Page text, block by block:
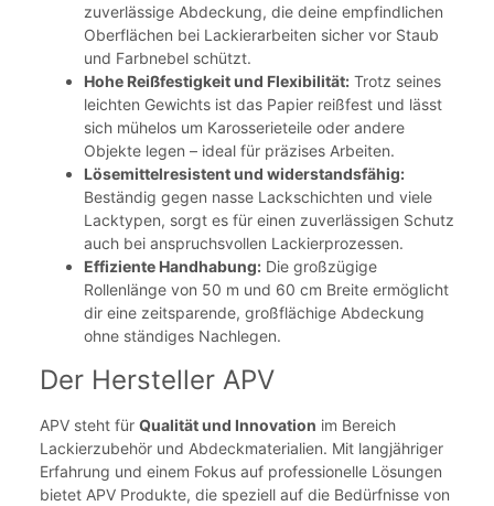
zuverlässige Abdeckung, die deine empfindlichen
Oberflächen bei Lackierarbeiten sicher vor Staub
und Farbnebel schützt.
Hohe Reißfestigkeit und Flexibilität: Trotz seines
leichten Gewichts ist das Papier reißfest und lässt
sich mühelos um Karosserieteile oder andere
Objekte legen – ideal für präzises Arbeiten.
Lösemittelresistent und widerstandsfähig:
Beständig gegen nasse Lackschichten und viele
Lacktypen, sorgt es für einen zuverlässigen Schutz
auch bei anspruchsvollen Lackierprozessen.
Effiziente Handhabung: Die großzügige
Rollenlänge von 50 m und 60 cm Breite ermöglicht
dir eine zeitsparende, großflächige Abdeckung
ohne ständiges Nachlegen.
Der Hersteller APV
APV steht für Qualität und Innovation im Bereich
Lackierzubehör und Abdeckmaterialien. Mit langjähriger
Erfahrung und einem Fokus auf professionelle Lösungen
bietet APV Produkte, die speziell auf die Bedürfnisse von